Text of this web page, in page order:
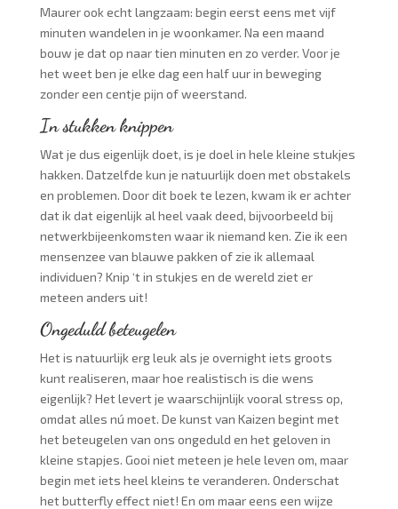
Maurer ook echt langzaam: begin eerst eens met vijf
minuten wandelen in je woonkamer. Na een maand
bouw je dat op naar tien minuten en zo verder. Voor je
het weet ben je elke dag een half uur in beweging
zonder een centje pijn of weerstand.
In stukken knippen
Wat je dus eigenlijk doet, is je doel in hele kleine stukjes
hakken. Datzelfde kun je natuurlijk doen met obstakels
en problemen. Door dit boek te lezen, kwam ik er achter
dat ik dat eigenlijk al heel vaak deed, bijvoorbeeld bij
netwerkbijeenkomsten waar ik niemand ken. Zie ik een
mensenzee van blauwe pakken of zie ik allemaal
individuen? Knip ‘t in stukjes en de wereld ziet er
meteen anders uit!
Ongeduld beteugelen
Het is natuurlijk erg leuk als je overnight iets groots
kunt realiseren, maar hoe realistisch is die wens
eigenlijk? Het levert je waarschijnlijk vooral stress op,
omdat alles nú moet. De kunst van Kaizen begint met
het beteugelen van ons ongeduld en het geloven in
kleine stapjes. Gooi niet meteen je hele leven om, maar
begin met iets heel kleins te veranderen. Onderschat
het butterfly effect niet! En om maar eens een wijze